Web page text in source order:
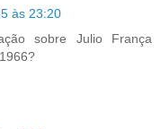
às 23:20
sobre Julio França